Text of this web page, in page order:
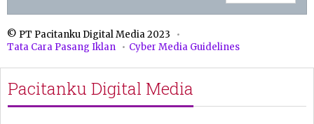
© PT Pacitanku Digital Media 2023
Tata Cara Pasang Iklan
Cyber Media Guidelines
Pacitanku Digital Media